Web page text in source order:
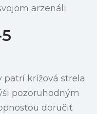
arzenáli.
patrí krížová strela
pozoruhodným
doručiť